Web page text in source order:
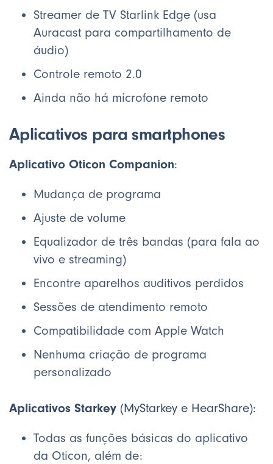
Streamer de TV Starlink Edge (usa
Auracast para compartilhamento de
áudio)
Controle remoto 2.0
Ainda não há microfone remoto
Aplicativos para smartphones
Aplicativo Oticon Companion:
Mudança de programa
Ajuste de volume
Equalizador de três bandas (para fala ao
vivo e streaming)
Encontre aparelhos auditivos perdidos
Sessões de atendimento remoto
Compatibilidade com Apple Watch
Nenhuma criação de programa
personalizado
Aplicativos Starkey (MyStarkey e HearShare):
Todas as funções básicas do aplicativo
da Oticon, além de: